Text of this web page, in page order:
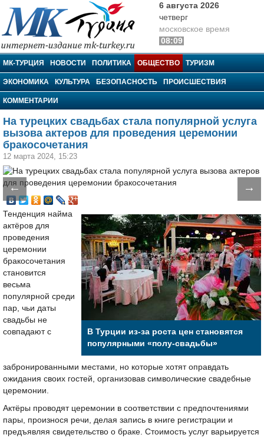
МК-Турция
6 августа 2026
четверг
московское время
08:09
МК-ТУРЦИЯ НОВОСТИ ПОЛИТИКА ОБЩЕСТВО ТУРИЗМ
ЭКОНОМИКА КУЛЬТУРА БЕЗОПАСНОСТЬ ПРОИСШЕСТВИЯ
КОММЕНТАРИИ
На турецких свадьбах стала популярной услуга
вызова актеров для проведения церемонии
бракосочетания
12 марта 2024, 15:23
← →
В Турции из-за роста цен становятся
популярными «полу-свадьбы»
Тенденция найма
актёров для
проведения
церемонии
бракосочетания
становится
весьма
популярной среди
пар, чьи даты
свадьбы не
совпадают с
забронированными местами, но которые хотят оправдать
ожидания своих гостей, организовав символические свадебные
церемонии.
Актёры проводят церемонии в соответствии с предпочтениями
пары, произнося речи, делая запись в книге регистрации и
предъявляя свидетельство о браке. Стоимость услуг варьируется